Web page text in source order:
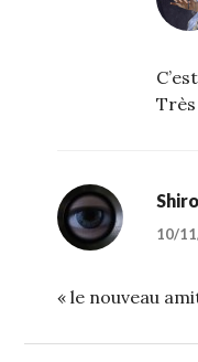
Très
Shiro
10/
« le nouveau